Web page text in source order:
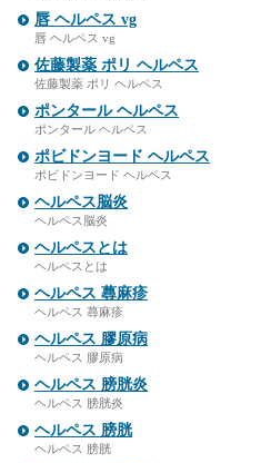
唇 ヘルペス vg
唇 ヘルペス vg
佐藤製薬 ポリ ヘルペス
佐藤製薬 ポリ ヘルペス
ポンタール ヘルペス
ポンタール ヘルペス
ポビドンヨード ヘルペス
ポビドンヨード ヘルペス
ヘルペス脳炎
ヘルペス脳炎
ヘルペスとは
ヘルペスとは
ヘルペス 蕁麻疹
ヘルペス 蕁麻疹
ヘルペス 膠原病
ヘルペス 膠原病
ヘルペス 膀胱炎
ヘルペス 膀胱炎
ヘルペス 膀胱
ヘルペス 膀胱